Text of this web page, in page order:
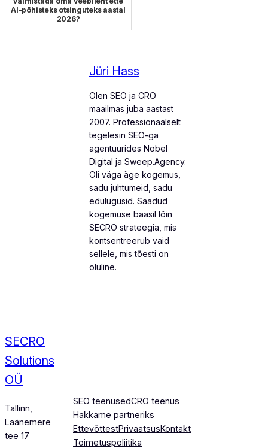
AI-põhisteks otsinguteks aastal
2026?
Jüri Hass
Olen SEO ja CRO
maailmas juba aastast
2007. Professionaalselt
tegelesin SEO-ga
agentuurides Nobel
Digital ja Sweep.Agency.
Oli väga äge kogemus,
sadu juhtumeid, sadu
edulugusid. Saadud
kogemuse baasil lõin
SECRO strateegia, mis
kontsentreerub vaid
sellele, mis tõesti on
oluline.
SECRO
Solutions
OÜ
Tallinn,
Läänemere
tee 17
SEO teenusedCRO teenus
Hakkame partneriks
EttevõttestPrivaatsusKontakt
Toimetuspoliitika